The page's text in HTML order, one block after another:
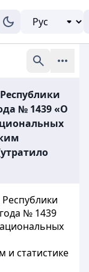
№ 1439 «О
года № 1439
и статистике